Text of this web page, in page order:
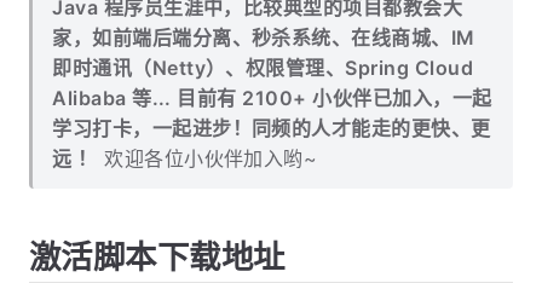
Java 程序员生涯中，比较典型的项目都教会大
家，如前端后端分离、秒杀系统、在线商城、IM
即时通讯（Netty）、权限管理、Spring Cloud
Alibaba 等... 目前有 2100+ 小伙伴已加入，一起
学习打卡，一起进步！同频的人才能走的更快、更
远 ！
欢迎各位小伙伴加入哟~
激活脚本下载地址